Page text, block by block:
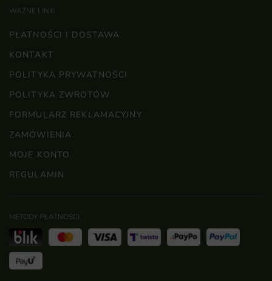
WAŻNE LINKI
PŁATNOŚCI I DOSTAWA
KONTAKT
POLITYKA PRYWATNOŚCI
POLITYKA ZWROTÓW
FORMULARZ REKLAMACYJNY
ZAMÓWIENIA
MOJE KONTO
REGULAMIN
METODY PŁATNOŚCI